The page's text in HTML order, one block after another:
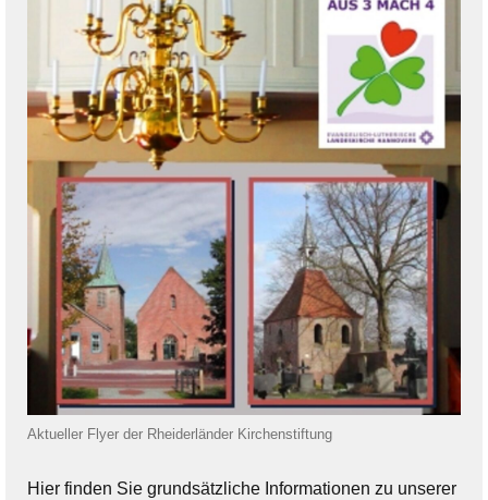
Aktueller Flyer der Rheiderländer Kirchenstiftung
Hier finden Sie grundsätzliche Informationen zu unserer